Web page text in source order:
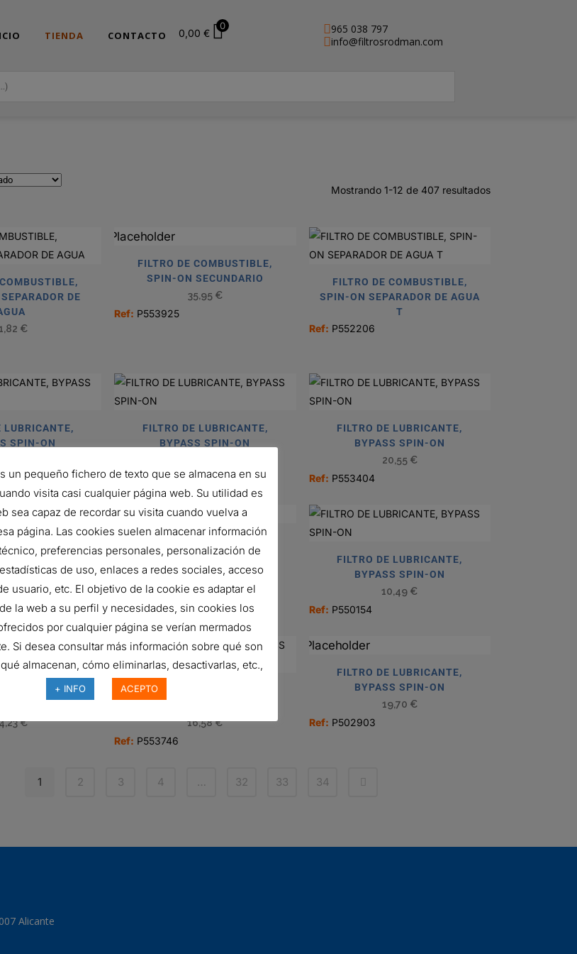
965 038 797
info@filtrosrodman.com
TIENDA CONTACTO 0,00 €
0
Mostrando 1-12 de 407 resultados
DE
€
FILTRO DE COMBUSTIBLE,
SPIN-ON SECUNDARIO
35,95 €
Ref: P553925
FILTRO DE COMBUSTIBLE,
SPIN-ON SEPARADOR DE AGUA
T
Ref: P552206
LUBRICANTE,
SPIN-ON
FILTRO DE LUBRICANTE,
BYPASS SPIN-ON
Ref:P550242
FILTRO DE LUBRICANTE,
BYPASS SPIN-ON
20,55 €
Ref: P553404
LUBRICANTE,
SPIN-ON
€
BYPASS SPIN-ON
23,02€
Ref:P550412
FILTRO DE LUBRICANTE,
BYPASS SPIN-ON
10,49 €
Ref: P550154
LUBRICANTE,
€
FILTRO DE LUBRICANTE,
16,58€
Ref: P553746
FILTRO DE LUBRICANTE,
BYPASS SPIN-ON
19,70 €
Ref: P502903
1 2 3 4 … 32 33 34
Alicante
un pequeño fichero de texto que se almacena en su
visita casi cualquier página web. Su utilidad es
sea capaz de recordar su visita cuando vuelva a
página. Las cookies suelen almacenar información
preferencias personales, personalización de
de uso, enlaces a redes sociales, acceso
usuario, etc. El objetivo de la cookie es adaptar el
la web a su perfil y necesidades, sin cookies los
por cualquier página se verían mermados
Si desea consultar más información sobre qué son
almacenan, cómo eliminarlas, desactivarlas, etc.,
+ INFO ACEPTO